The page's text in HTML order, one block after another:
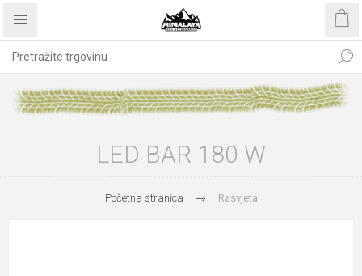
LED BAR 180 W
Početna stranica Rasvjeta